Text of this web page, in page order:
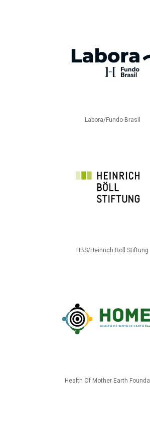
Labora/Fundo Brasil
HBS/Heinrich Böll Stiftung
Health Of Mother Earth